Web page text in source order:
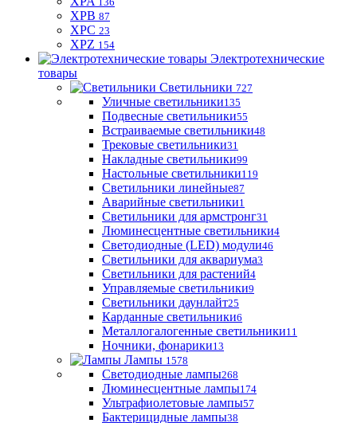
XPB 87
XPC 23
XPZ 154
Электротехнические
товары
Светильники 727
Уличные светильники135
Подвесные светильники55
Встраиваемые светильники48
Трековые светильники31
Накладные светильники99
Настольные светильники119
Светильники линейные87
Аварийные светильники1
Светильники для армстронг31
Люминесцентные светильники4
Светодиодные (LED) модули46
Светильники для аквариума3
Светильники для растений4
Управляемые светильники9
Светильники даунлайт25
Карданные светильники6
Металлогалогенные светильники11
Ночники, фонарики13
Лампы 1578
Светодиодные лампы268
Люминесцентные лампы174
Ультрафиолетовые лампы57
Бактерицидные лампы38